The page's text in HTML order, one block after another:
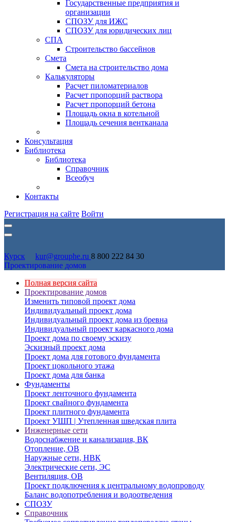
Государственные предприятия и
организации
СПОЗУ для ИЖС
СПОЗУ для юридических лиц
СПА
Строительство бассейнов
Смета
Смета на строительство дома
Калькуляторы
Расчет пиломатериалов
Расчет пропорций раствора
Расчет пропорций бетона
Площадь окна в котельной
Площадь сечения вентканала
Консультация
Библиотека
Библиотека
Справочник
Всеобуч
Контакты
Регистрация на сайте Войти
Курск kur@grouphe.ru 8 800 222 84 30
Проектирование домов
Полная версия сайта
Проектирование домов
Изменить типовой проект дома
Индивидуальный проект дома
Индивидуальный проект дома из бревна
Индивидуальный проект каркасного дома
Проект дома по своему эскизу
Эскизный проект дома
Проект дома для готового фундамента
Проект цокольного этажа
Проект дома для банка
Фундаменты
Проект ленточного фундамента
Проект свайного фундамента
Проект плитного фундамента
Проект УШП | Утепленная шведская плита
Инженерные сети
Водоснабжение и канализация, ВК
Отопление, ОВ
Наружные сети, НВК
Электрические сети, ЭС
Вентиляция, ОВ
Проект подключения к центральному водопроводу
Баланс водопотребления и водоотведения
СПОЗУ
Справочник